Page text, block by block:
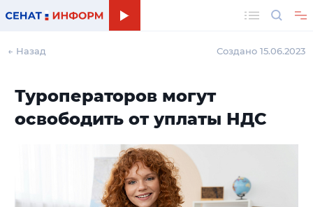
← Назад Создано 15.06.2023
Туроператоров могут
освободить от уплаты НДС